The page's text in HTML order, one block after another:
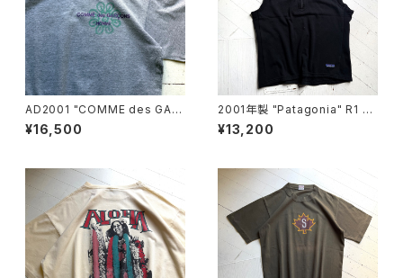
AD2001 "COMME des GAR
ÇONS HOMME" S/S T-shirt
¥16,500
2001年製 "Patagonia" R1 Fl
ash vest
¥13,200